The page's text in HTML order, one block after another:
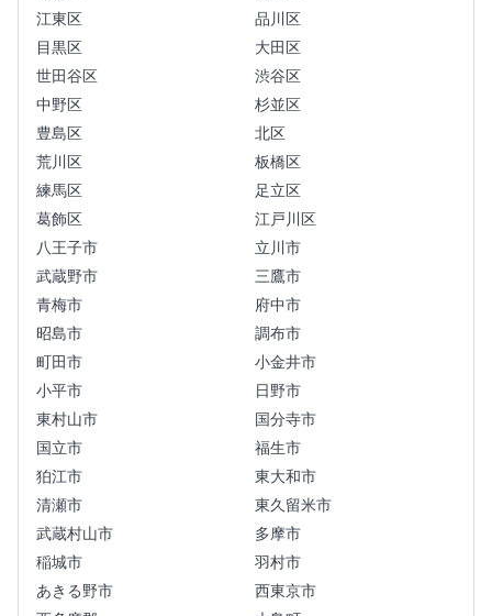
江東区
品川区
目黒区
大田区
世田谷区
渋谷区
中野区
杉並区
豊島区
北区
荒川区
板橋区
練馬区
足立区
葛飾区
江戸川区
八王子市
立川市
武蔵野市
三鷹市
青梅市
府中市
昭島市
調布市
町田市
小金井市
小平市
日野市
東村山市
国分寺市
国立市
福生市
狛江市
東大和市
清瀬市
東久留米市
武蔵村山市
多摩市
稲城市
羽村市
あきる野市
西東京市